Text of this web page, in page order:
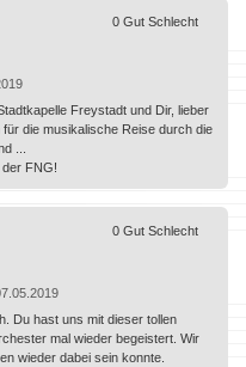
Freystadt und Dir, lieber
die musikalische Reise durch die
...
der FNG!
0 Gut Schlecht
Du hast uns mit dieser tollen
mal wieder begeistert. Wir
wieder dabei sein konnte.
0 Gut Schlecht